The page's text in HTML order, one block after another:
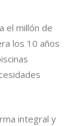
el millón de
los 10 años
integral y